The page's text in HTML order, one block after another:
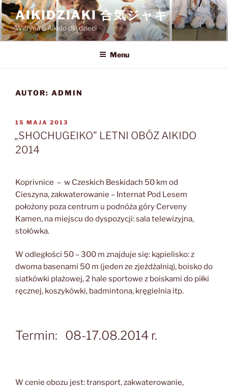
Przejdź
do
treści
AIKIDZIAKI 合気ジャキ
Witryna o Aikido dla dzieci
Menu
AUTOR: ADMIN
OPUBLIKOWANE
W
15 MAJA 2013
„SHOCHUGEIKO” LETNI OBÓZ AIKIDO
2014
Koprivnice – w Czeskich Beskidach 50 km od
Cieszyna, zakwaterowanie – Internat Pod Lesem
położony poza centrum u podnóża góry Cerveny
Kamen, na miejscu do dyspozycji: sala telewizyjna,
stołówka.
W odległości 50 – 300 m znajduje się: kąpielisko: z
dwoma basenami 50 m (jeden ze zjeżdżalnią), boisko do
siatkówki plażowej, 2 hale sportowe z boiskami do piłki
ręcznej, koszykówki, badmintona, kręgielnia itp.
Termin: 08-17.08.2014 r.
W cenie obozu jest: transport, zakwaterowanie,